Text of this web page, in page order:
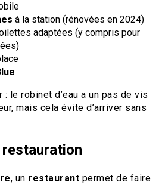
à la station (rénovées en 2024)
adaptées (y compris pour
le robinet d’eau a un pas de vis
mais cela évite d’arriver sans
, un restaurant permet de faire